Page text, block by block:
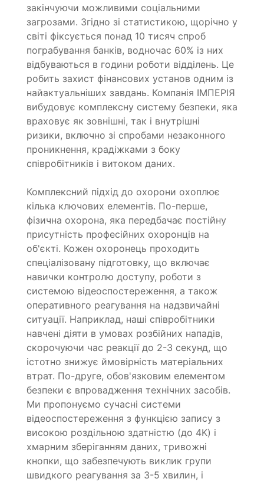
закінчуючи можливими соціальними
загрозами. Згідно зі статистикою, щорічно у
світі фіксується понад 10 тисяч спроб
пограбування банків, водночас 60% із них
відбуваються в години роботи відділень. Це
робить захист фінансових установ одним із
найактуальніших завдань. Компанія ІМПЕРІЯ
вибудовує комплексну систему безпеки, яка
враховує як зовнішні, так і внутрішні
ризики, включно зі спробами незаконного
проникнення, крадіжками з боку
співробітників і витоком даних.
Комплексний підхід до охорони охоплює
кілька ключових елементів. По-перше,
фізична охорона, яка передбачає постійну
присутність професійних охоронців на
об'єкті. Кожен охоронець проходить
спеціалізовану підготовку, що включає
навички контролю доступу, роботи з
системою відеоспостереження, а також
оперативного реагування на надзвичайні
ситуації. Наприклад, наші співробітники
навчені діяти в умовах розбійних нападів,
скорочуючи час реакції до 2-3 секунд, що
істотно знижує ймовірність матеріальних
втрат. По-друге, обов'язковим елементом
безпеки є впровадження технічних засобів.
Ми пропонуємо сучасні системи
відеоспостереження з функцією запису з
високою роздільною здатністю (до 4K) і
хмарним зберіганням даних, тривожні
кнопки, що забезпечують виклик групи
швидкого реагування за 3-5 хвилин, і